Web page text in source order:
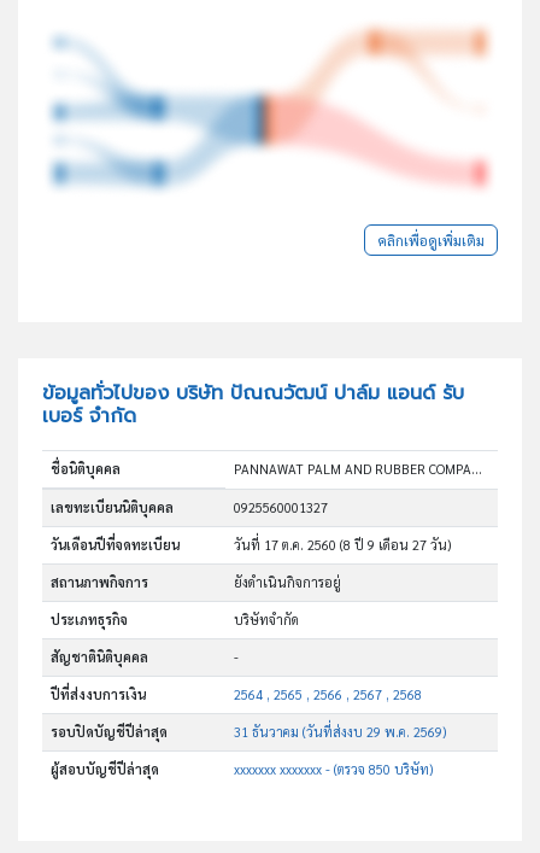
คลิกเพื่อดูเพิ่มเติม
ข้อมูลทั่วไปของ บริษัท ปัณณวัฒน์ ปาล์ม แอนด์ รับ
เบอร์ จำกัด
ชื่อนิติบุคคล PANNAWAT PALM AND RUBBER COMPANY LIMITED
เลขทะเบียนนิติบุคคล 0925560001327
วันเดือนปีที่จดทะเบียน วันที่ 17 ต.ค. 2560(8 ปี 9 เดือน 27 วัน)
สถานภาพกิจการ ยังดำเนินกิจการอยู่
ประเภทธุรกิจ บริษัทจำกัด
สัญชาตินิติบุคคล -
ปีที่ส่งงบการเงิน 2564 , 2565 , 2566 , 2567 , 2568
รอบปิดบัญชีปีล่าสุด 31 ธันวาคม (วันที่ส่งงบ 29 พ.ค. 2569)
ผู้สอบบัญชีปีล่าสุด xxxxxxx xxxxxxx - (ตรวจ 850 บริษัท)